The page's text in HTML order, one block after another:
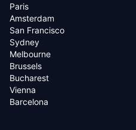
Paris
Amsterdam
San Francisco
Sydney
Melbourne
Brussels
Bucharest
Vienna
Barcelona